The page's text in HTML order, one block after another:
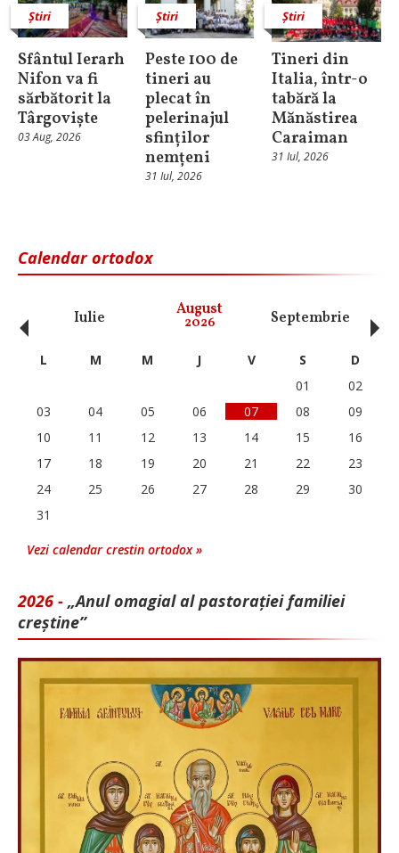
Știri
Sfântul Ierarh
Nifon va fi
sărbătorit la
Târgoviște
03 Aug, 2026
Știri
Peste 100 de
tineri au
plecat în
pelerinajul
sfinților
nemțeni
31 Iul, 2026
Știri
Tineri din
Italia, într-o
tabără la
Mănăstirea
Caraiman
31 Iul, 2026
Calendar ortodox
Iulie August
2026 Septembrie
‹ L M M J V S
D
01
02
03
04 05 06 07 08
09
10
11 12 13 14 15
16
17
18 19 20 21 22
23
24
25 26 27 28 29
30
31
Vezi calendar crestin ortodox »
2026 - „Anul omagial al pastorației familiei
creștine”